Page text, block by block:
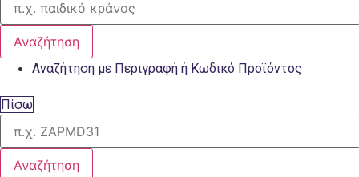
Αναζήτηση
Αναζήτηση με Περιγραφή ή Κωδικό Προϊόντος
Πίσω
Αναζήτηση